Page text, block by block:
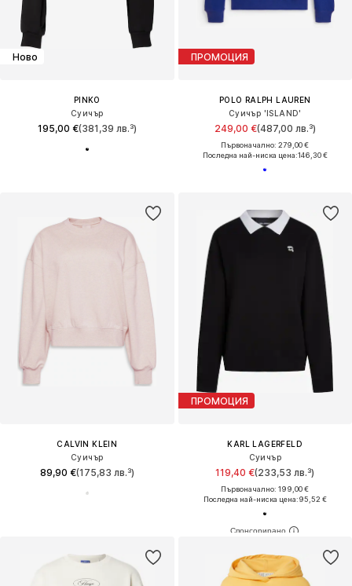
Ново
PINKO
Суичър
195,00 €(381,39 лв.³)
ПРОМОЦИЯ
POLO RALPH LAUREN
Суичър 'ISLAND'
249,00 €(487,00 лв.³)
Първоначално: 279,00 €
Последна най-ниска цена:146,30 €
CALVIN KLEIN
Суичър
89,90 €(175,83 лв.³)
ПРОМОЦИЯ
KARL LAGERFELD
Суичър
119,40 €(233,53 лв.³)
Първоначално: 199,00 €
Последна най-ниска цена:95,52 €